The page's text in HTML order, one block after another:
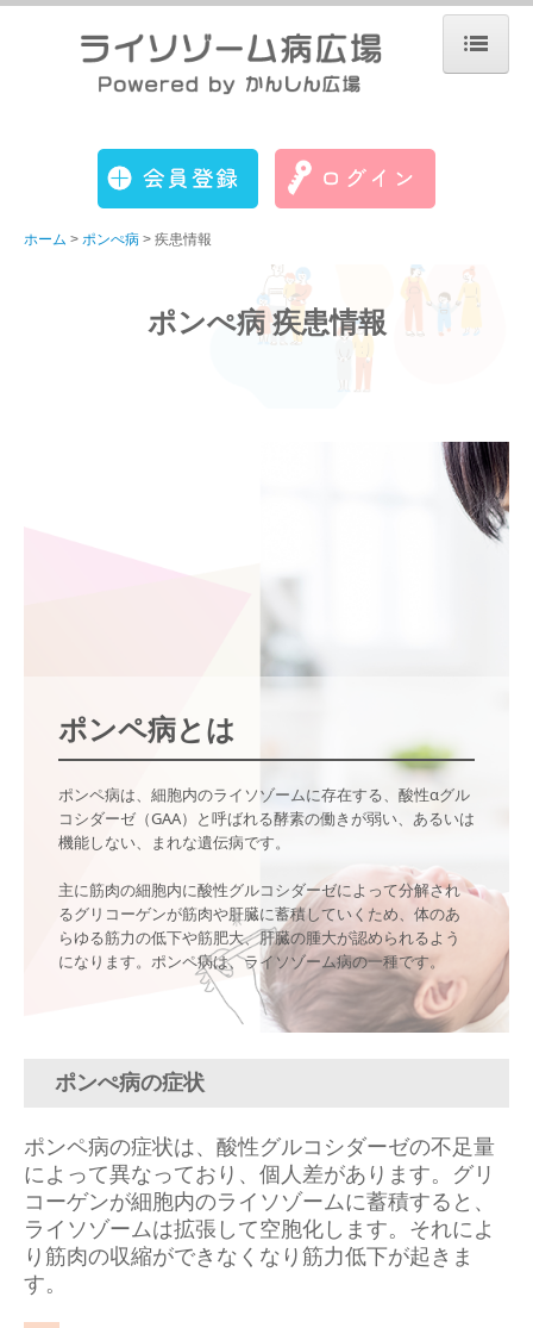
会員登録
疾患情報
インタビュー
ホーム ポンぺ病 疾患情報
ポンぺ病 疾患情報
ポンペ病とは
ポンペ病は、細胞内のライソゾームに存在する、酸性αグル
コシダーゼ（GAA）と呼ばれる酵素の働きが弱い、あるいは
機能しない、まれな遺伝病です。
主に筋肉の細胞内に酸性グルコシダーゼによって分解され
るグリコーゲンが筋肉や肝臓に蓄積していくため、体のあ
らゆる筋力の低下や筋肥大、肝臓の腫大が認められるよう
になります。ポンペ病は、ライソゾーム病の一種です。
ポンぺ病の症状
ポンペ病の症状は、酸性グルコシダーゼの不足量
によって異なっており、個人差があります。グリ
コーゲンが細胞内のライソゾームに蓄積すると、
ライソゾームは拡張して空胞化します。それによ
り筋肉の収縮ができなくなり筋力低下が起きま
す。